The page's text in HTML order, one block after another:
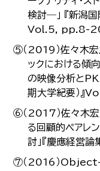
検討―」 『新潟
Vol.5, pp.8-
⑤（2019）佐々木宏
ックにおける傾
の映像分析とPK
期大学紀要）
⑥（2017）佐々木宏
る回顧的ペアレ
討」『慶應経
⑦（2016）